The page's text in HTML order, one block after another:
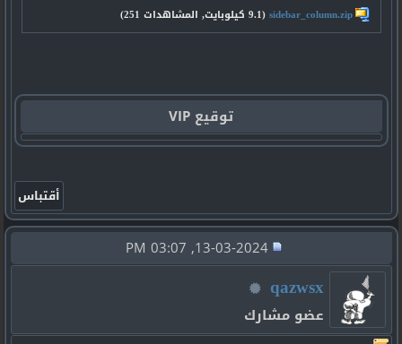
sidebar_column.zip‏(9.1 كيلوبايت, المشاهدات 251)
توقيع VIP
13-03-2024, 03:07 PM
qazwsx
عضو مشارك